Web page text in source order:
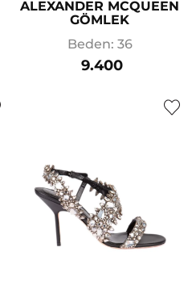
ALEXANDER MCQUEEN
GÖMLEK
Beden: 36
9.400